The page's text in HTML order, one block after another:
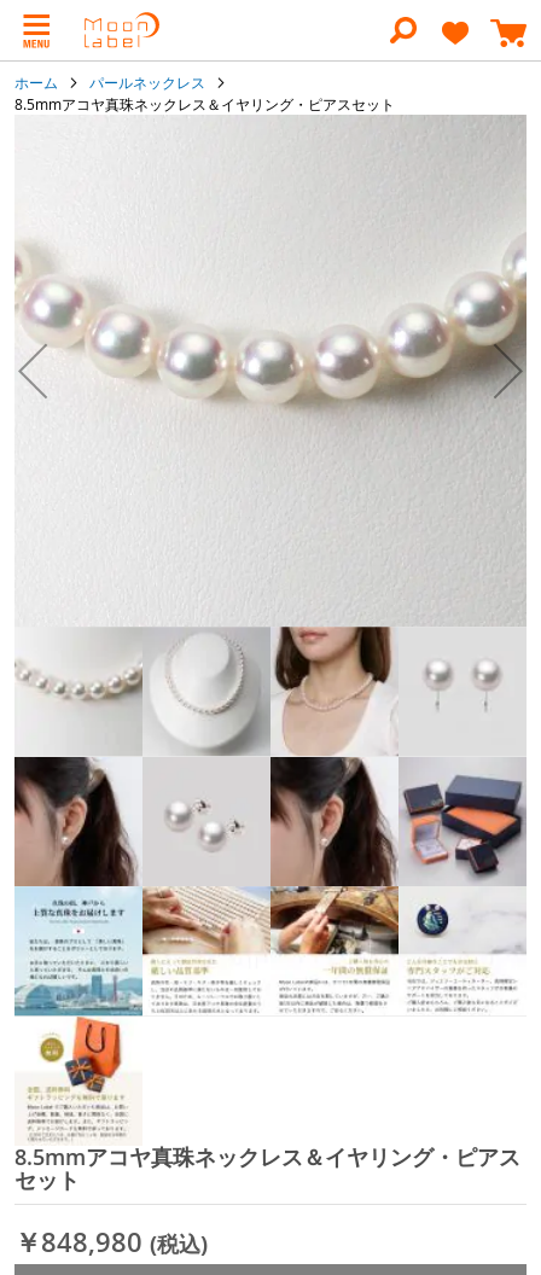
ン
ン
検
ホーム
パールネックレス
8.5mmアコヤ真珠ネックレス＆イヤリング・ピアスセット
ャ
ラ
リ
ー
の
最
後
イ
メ
ー
ジ
ギ
8.5mmアコヤ真珠ネックレス＆イヤリング・ピアス
セット
￥848,980 (税込)